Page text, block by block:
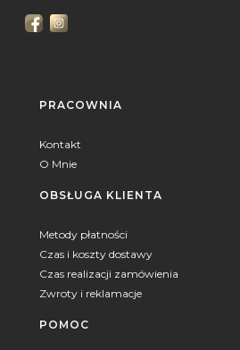
Linki w stopce
PRACOWNIA
Kontakt
O Mnie
OBSŁUGA KLIENTA
Metody płatności
Czas i koszty dostawy
Czas realizacji zamówienia
Zwroty i reklamacje
POMOC